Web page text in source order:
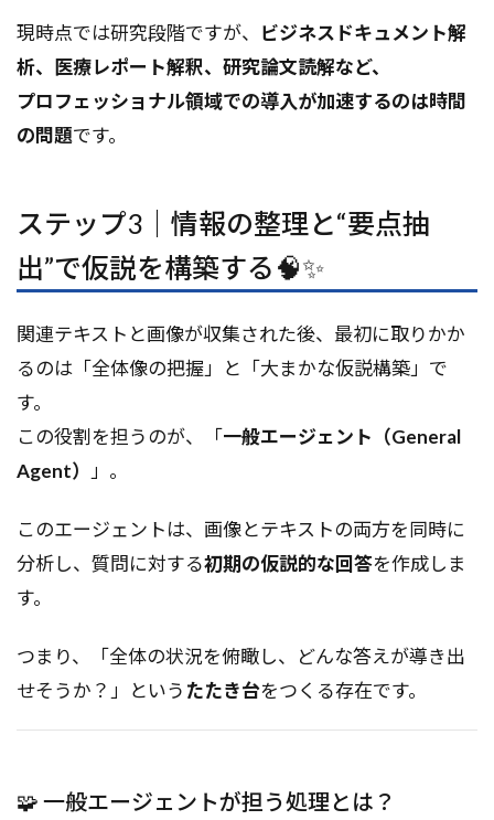
現時点では研究段階ですが、 ビジネスドキュメント解
析、医療レポート解釈、研究論文読解など、
プロフェッショナル領域での導入が加速するのは時間
の問題です。
ステップ3｜情報の整理と“要点抽
出”で仮説を構築する🧠✨
関連テキストと画像が収集された後、最初に取りかか
るのは「全体像の把握」と「大まかな仮説構築」で
す。
この役割を担うのが、「一般エージェント（General
Agent） 」。
このエージェントは、画像とテキストの両方を同時に
分析し、質問に対する初期の仮説的な回答を作成しま
す。
つまり、「全体の状況を俯瞰し、どんな答えが導き出
せそうか？」という たたき台をつくる存在です。
🧩 一般エージェントが担う処理とは？